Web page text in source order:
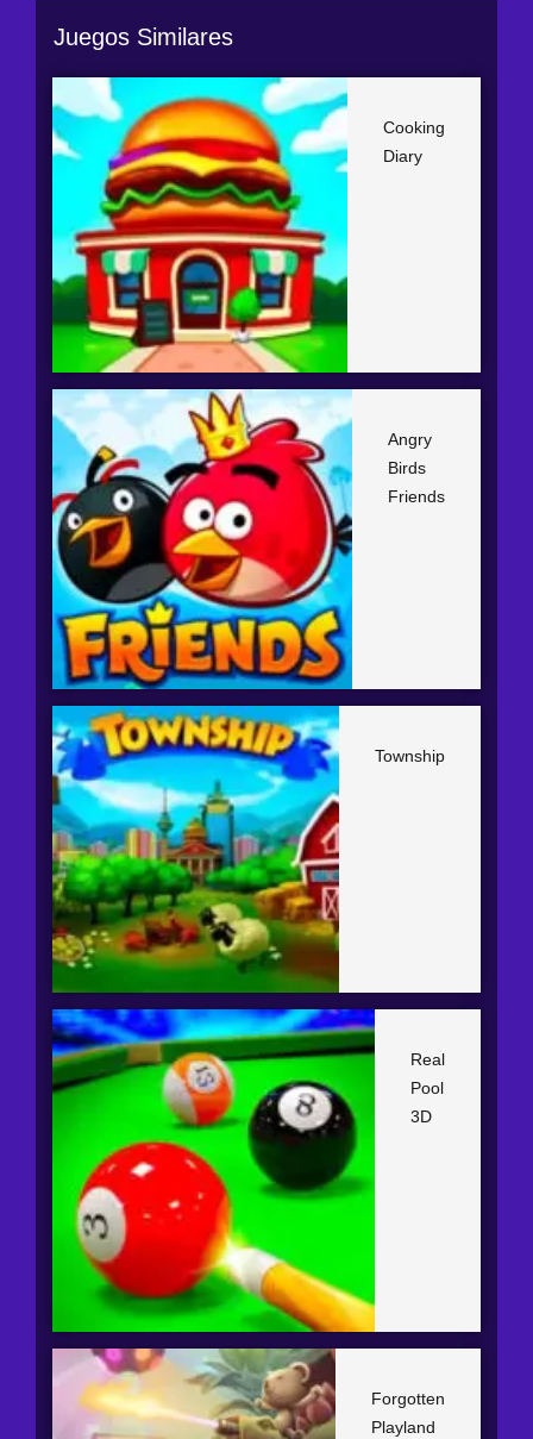
Juegos Similares
Cooking
Diary
Angry
Birds
Friends
Township
Real
Pool
3D
Forgotten
Playland